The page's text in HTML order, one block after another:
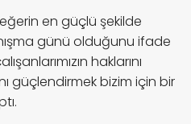
en güçlü şekilde
günü olduğunu ifade
haklarını
güçlendirmek bizim için bir